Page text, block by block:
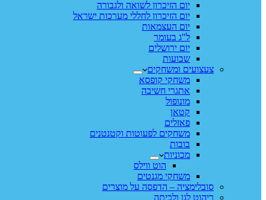
יום הזיכרון לשואה ולגבורה
יום הזיכרון לחללי מערכות ישראל
יום העצמאות
ל"ג בעומר
יום ירושלים
שבועות
צעצועים ומשחקים
משחקי קופסא
אתגרי חשיבה
מונופול
קטאן
פאזלים
משחקים לפעוטות וקטנטנים
בובות
מכוניות
הוט ווילס
משחקי מגנטים
סובלימציה – הדפסה על מוצרים
ריהוט לגן ולכיתה